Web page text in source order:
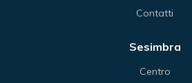
Contatti
Sesimbra
Centro